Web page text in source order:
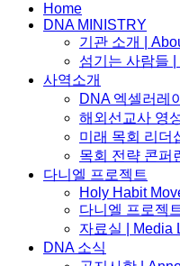
Home
DNA MINISTRY
기관 소개 |
섬기는 사람들 |
사역소개
DNA 엑셀러레
해외선교사 영
미래 목회 리더
목회 전략 콘퍼
다니엘 프로젝트
Holy Habit
다니엘 프로젝
자료실 | Media
DNA 소식